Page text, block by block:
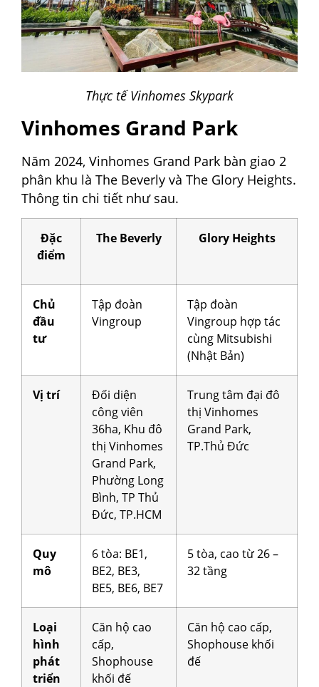
Thực tế Vinhomes Skypark
Vinhomes Grand Park
Năm 2024, Vinhomes Grand Park bàn giao 2
phân khu là The Beverly và The Glory Heights.
Thông tin chi tiết như sau.
Đặc
điểm
The Beverly Glory Heights
Chủ
đầu
tư
Tập đoàn
Vingroup
Tập đoàn
Vingroup hợp tác
cùng Mitsubishi
(Nhật Bản)
Vị trí
Đối diện
công viên
36ha, Khu đô
thị Vinhomes
Grand Park,
Phường Long
Bình, TP Thủ
Đức, TP.HCM
Trung tâm đại đô
thị Vinhomes
Grand Park,
TP.Thủ Đức
Quy
mô
6 tòa: BE1,
BE2, BE3,
BE5, BE6, BE7
5 tòa, cao từ 26 –
32 tầng
Loại
hình
phát
triển
Căn hộ cao
cấp,
Shophouse
khối đế
Căn hộ cao cấp,
Shophouse khối
đế